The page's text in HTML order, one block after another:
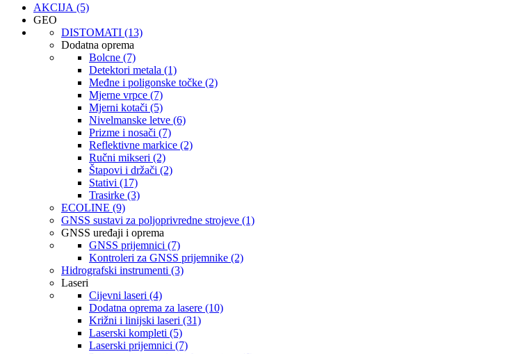
AKCIJA (5)
GEO
DISTOMATI (13)
Dodatna oprema
Bolcne (7)
Detektori metala (1)
Međne i poligonske točke (2)
Mjerne vrpce (7)
Mjerni kotači (5)
Nivelmanske letve (6)
Prizme i nosači (7)
Reflektivne markice (2)
Ručni mikseri (2)
Štapovi i držači (2)
Stativi (17)
Trasirke (3)
ECOLINE (9)
GNSS sustavi za poljoprivredne strojeve (1)
GNSS uređaji i oprema
GNSS prijemnici (7)
Kontroleri za GNSS prijemnike (2)
Hidrografski instrumenti (3)
Laseri
Cijevni laseri (4)
Dodatna oprema za lasere (10)
Križni i linijski laseri (31)
Laserski kompleti (5)
Laserski prijemnici (7)